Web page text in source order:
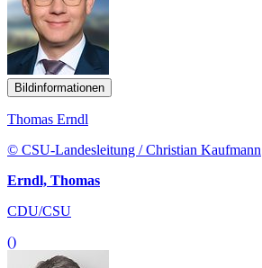
Bildinformationen
Thomas Erndl
© CSU-Landesleitung / Christian Kaufmann
Erndl, Thomas
CDU/CSU
()